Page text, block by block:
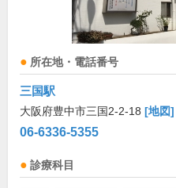
所在地・電話番号
三国駅
大阪府豊中市三国2-2-18 [地図]
06-6336-5355
診療科目